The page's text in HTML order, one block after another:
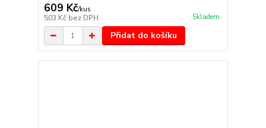
609 Kč/kus
503 Kč bez DPH Skladem
Přidat do košíku